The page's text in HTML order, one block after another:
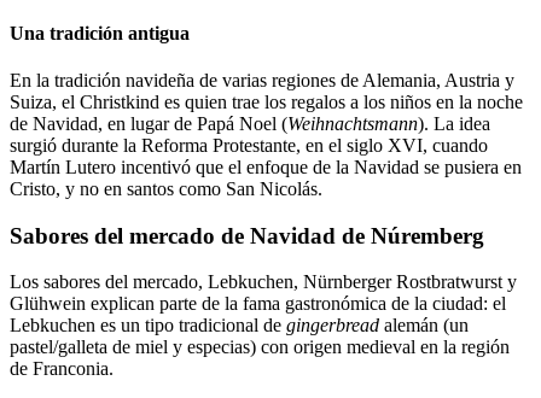
Una tradición antigua
En la tradición navideña de varias regiones de Alemania, Austria y
Suiza, el Christkind es quien trae los regalos a los niños en la noche
de Navidad, en lugar de Papá Noel (Weihnachtsmann). La idea
surgió durante la Reforma Protestante, en el siglo XVI, cuando
Martín Lutero incentivó que el enfoque de la Navidad se pusiera en
Cristo, y no en santos como San Nicolás.
Sabores del mercado de Navidad de Núremberg
Los sabores del mercado, Lebkuchen, Nürnberger Rostbratwurst y
Glühwein explican parte de la fama gastronómica de la ciudad: el
Lebkuchen es un tipo tradicional de gingerbread alemán (un
pastel/galleta de miel y especias) con origen medieval en la región
de Franconia.